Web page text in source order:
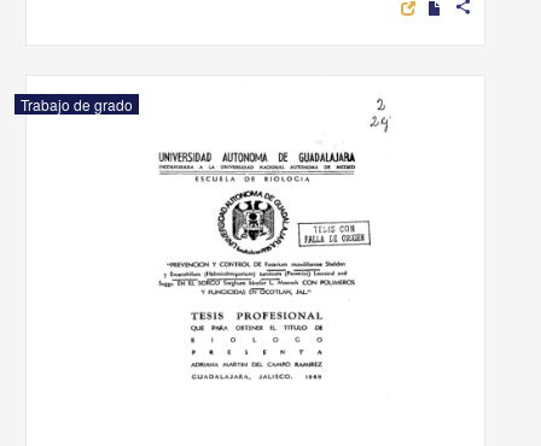
share
Trabajo de grado